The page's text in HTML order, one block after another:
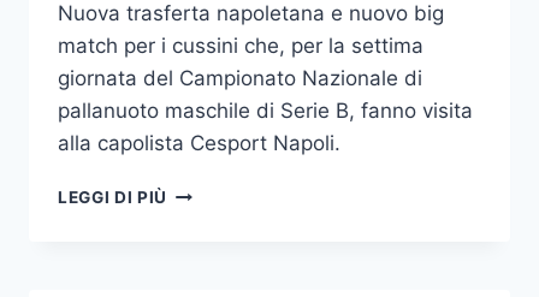
Nuova trasferta napoletana e nuovo big
match per i cussini che, per la settima
giornata del Campionato Nazionale di
pallanuoto maschile di Serie B, fanno visita
alla capolista Cesport Napoli.
LEGGI DI PIÙ CUS